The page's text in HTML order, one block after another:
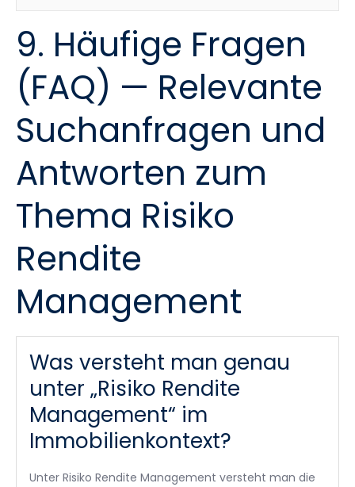
9. Häufige Fragen
(FAQ) — Relevante
Suchanfragen und
Antworten zum
Thema Risiko
Rendite
Management
Was versteht man genau
unter „Risiko Rendite
Management“ im
Immobilienkontext?
Unter Risiko Rendite Management versteht man die